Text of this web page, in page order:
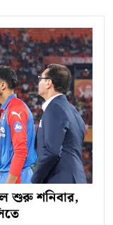
শুরু শনিবার,